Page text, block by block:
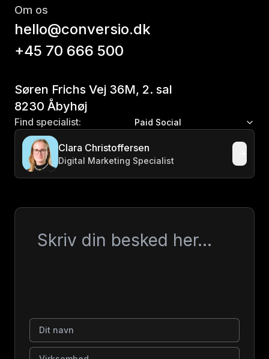
Om os
hello@conversio.dk
+45 70 666 500
Søren Frichs Vej 36M, 2. sal
8230 Åbyhøj
Find specialist: Paid Social
Clara Christoffersen
Digital Marketing Specialist
Dit navn
Virksomhed